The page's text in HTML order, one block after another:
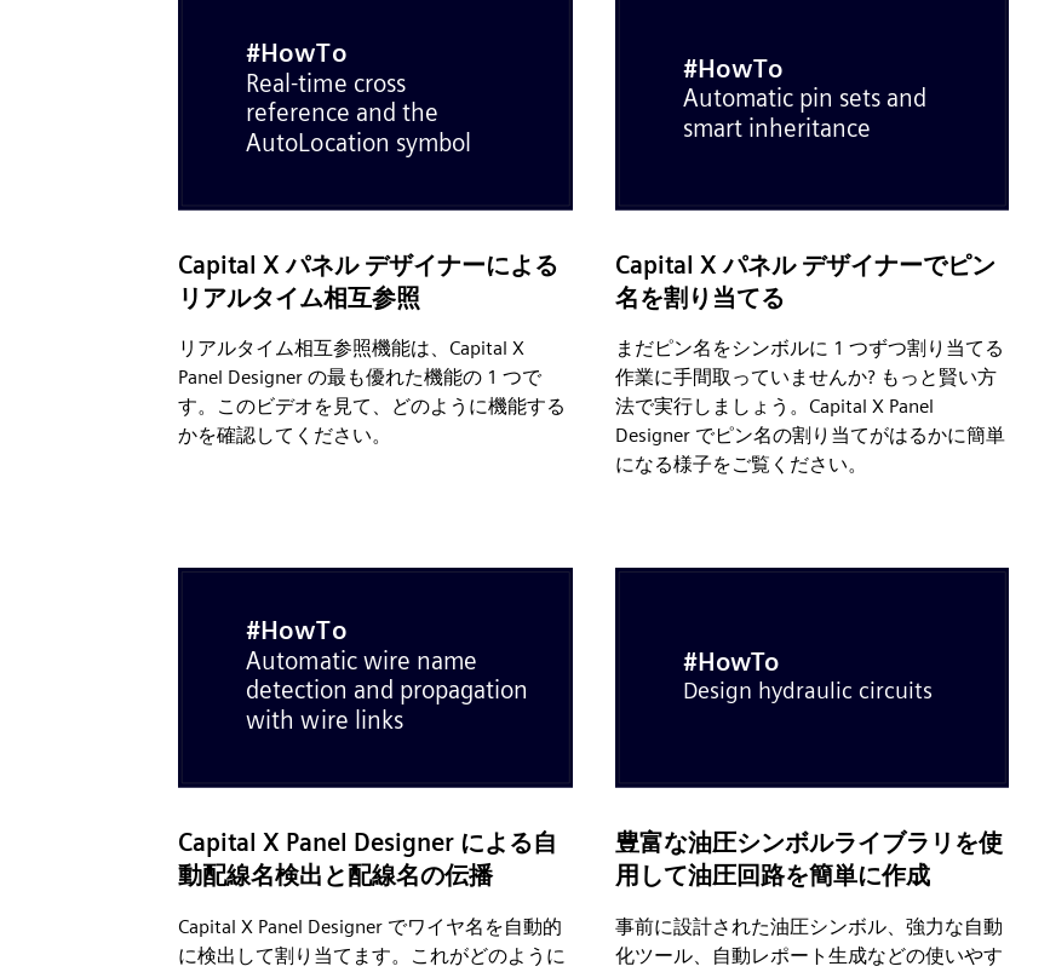
Capital X パネル デザイナーによる
リアルタイム相互参照
リアルタイム相互参照機能は、Capital X
Panel Designer の最も優れた機能の 1 つで
す。このビデオを見て、どのように機能する
かを確認してください。
Capital X パネル デザイナーでピン
名を割り当てる
まだピン名をシンボルに 1 つずつ割り当てる
作業に手間取っていませんか? もっと賢い方
法で実行しましょう。Capital X Panel
Designer でピン名の割り当てがはるかに簡単
になる様子をご覧ください。
Capital X Panel Designer による自
動配線名検出と配線名の伝播
Capital X Panel Designer でワイヤ名を自動的
に検出して割り当てます。これがどのように
豊富な油圧シンボルライブラリを使
用して油圧回路を簡単に作成
事前に設計された油圧シンボル、強力な自動
化ツール、自動レポート生成などの使いやす